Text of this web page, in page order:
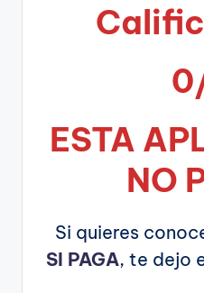
ESTA
NO
Si quieres
SI PAGA, te dejo